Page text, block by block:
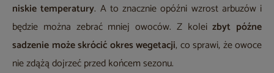
niskie temperatury. A to znacznie opóźni wzrost arbuzów i
będzie można zebrać mniej owoców. Z koleizbyt późne
sadzenie może skrócić okres wegetacji, co sprawi, że owoce
nie zdążą dojrzeć przed końcem sezonu.